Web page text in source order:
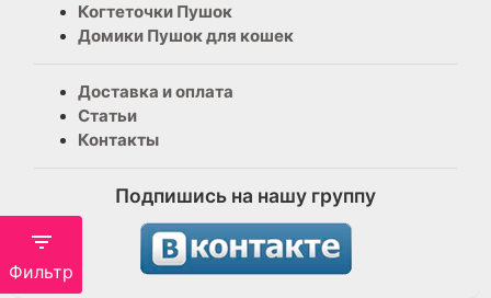
Когтеточки Пушок
Домики Пушок для кошек
Доставка и оплата
Статьи
Контакты
Подпишись на нашу группу
Фильтр